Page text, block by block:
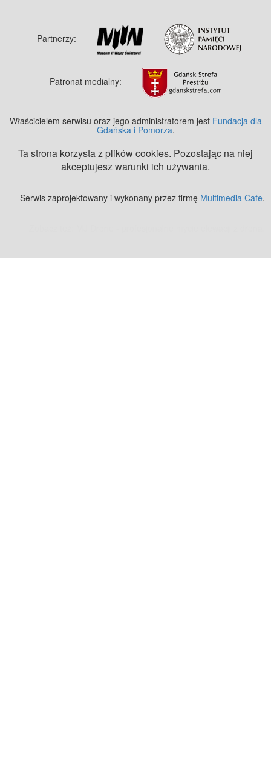
Partnerzy:
Patronat medialny:
Właścicielem serwisu oraz jego administratorem jest Fundacja dla
Gdańska i Pomorza.
Ta strona korzysta z plików cookies. Pozostając na niej
akceptujesz warunki ich używania.
Serwis zaprojektowany i wykonany przez firmę Multimedia Cafe.